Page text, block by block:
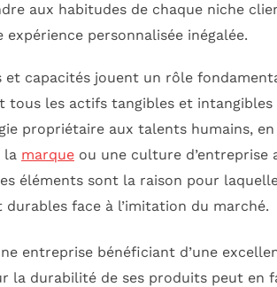
aux habitudes de chaque niche
personnalisée inégalée.
et capacités jouent un rôle
tous les actifs tangibles et intangibles
propriétaire aux talents humains,
la marque ou une culture d’entreprise
éléments sont la raison pour
durables face à l’imitation du marché.
entreprise bénéficiant d’une
la durabilité de ses produits peut en